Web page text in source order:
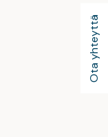
Ota yhteyttä